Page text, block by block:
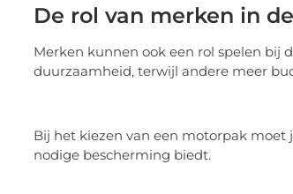
De rol van merken in
Merken kunnen ook een rol spelen bij
duurzaamheid, terwijl andere meer
Bij het kiezen van een motorpak moet
nodige bescherming biedt.